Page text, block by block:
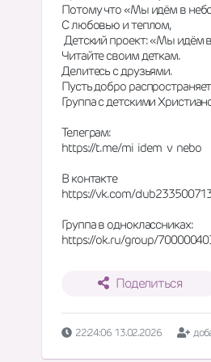
Потому что «Мы идём в
С любовью и теплом,
Детский проект: «Мы идём
Читайте своим деткам.
Делитесь с друзьями.
Пусть добро
Группа с детскими
Телеграм:
https://t.me/mi  idem  v  nebo
В контакте
https://vk.com/
Группа в одноклассниках:
https://ok.ru/group/
Поделиться
22:24:06 13.02.2026